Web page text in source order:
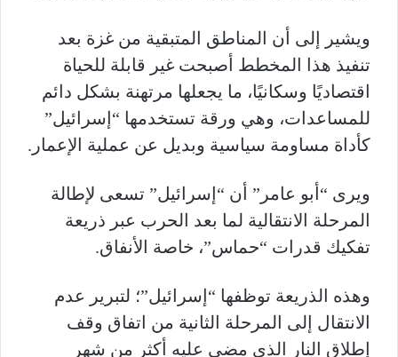
ويشير إلى أن المناطق المتبقية من غزة بعد
تنفيذ هذا المخطط أصبحت غير قابلة للحياة
اقتصاديًا وسكانيًا، ما يجعلها مرتهنة بشكل دائم
للمساعدات، وهي ورقة تستخدمها “إسرائيل”
كأداة مساومة سياسية وبديل عن عملية الإعمار.
ويرى “أبو عامر” أن “إسرائيل” تسعى لإطالة
المرحلة الانتقالية لما بعد الحرب عبر ذريعة
تفكيك قدرات “حماس”، خاصة الأنفاق.
وهذه الذريعة توظفها “إسرائيل”؛ لتبرير عدم
الانتقال إلى المرحلة الثانية من اتفاق وقف
إطلاق النار الذي مضى عليه أكثر من شهر